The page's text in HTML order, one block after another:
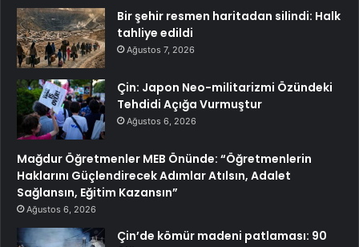
Bir şehir resmen haritadan silindi: Halk
tahliye edildi
Ağustos 7, 2026
Çin: Japon Neo-militarizmi Özündeki
Tehdidi Açığa Vurmuştur
Ağustos 6, 2026
Mağdur Öğretmenler MEB Önünde: “Öğretmenlerin
Haklarını Güçlendirecek Adımlar Atılsın, Adalet
Sağlansın, Eğitim Kazansın”
Ağustos 6, 2026
Çin’de kömür madeni patlaması: 90